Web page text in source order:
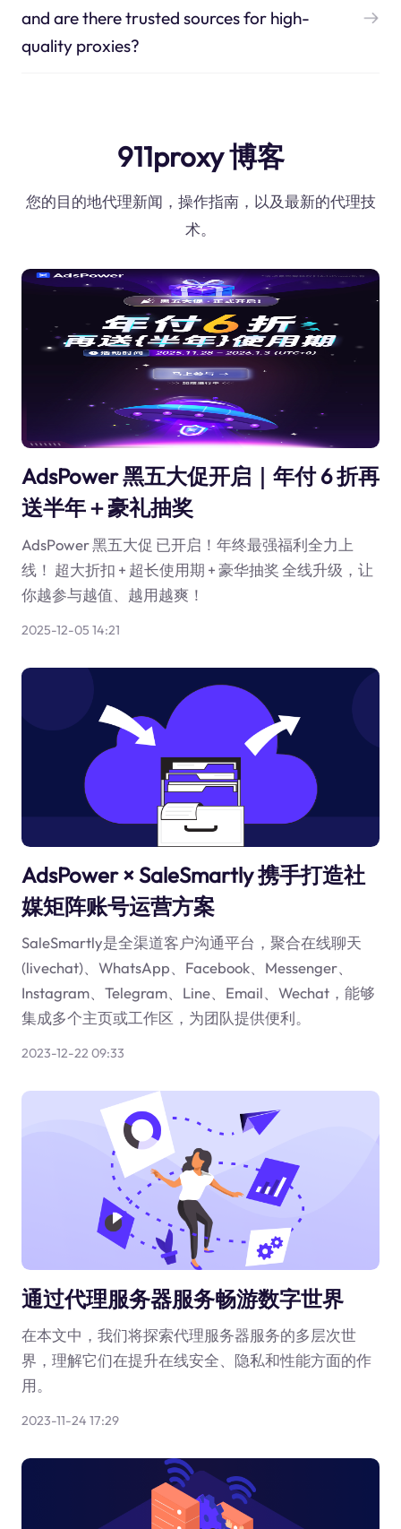
and are there trusted sources for high-
quality proxies?
911proxy 博客
您的目的地代理新闻，操作指南，以及最新的代理技
术。
AdsPower 黑五大促开启｜年付 6 折再
送半年＋豪礼抽奖
AdsPower 黑五大促 已开启！年终最强福利全力上
线！ 超大折扣 + 超长使用期 + 豪华抽奖 全线升级，让
你越参与越值、越用越爽！
2025-12-05 14:21
AdsPower × SaleSmartly 携手打造社
媒矩阵账号运营方案
SaleSmartly是全渠道客户沟通平台，聚合在线聊天
(livechat)、WhatsApp、Facebook、Messenger、
Instagram、Telegram、Line、Email、Wechat，能够
集成多个主页或工作区，为团队提供便利。
2023-12-22 09:33
通过代理服务器服务畅游数字世界
在本文中，我们将探索代理服务器服务的多层次世
界，理解它们在提升在线安全、隐私和性能方面的作
用。
2023-11-24 17:29